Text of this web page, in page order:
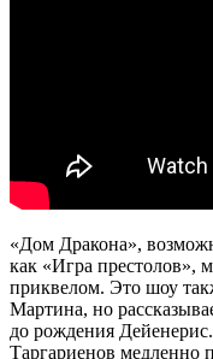
«Дом Дракона»,
как «Игра престолов»,
приквелом. Это шоу
Мартина, но
до рождения
Таргариенов медленно